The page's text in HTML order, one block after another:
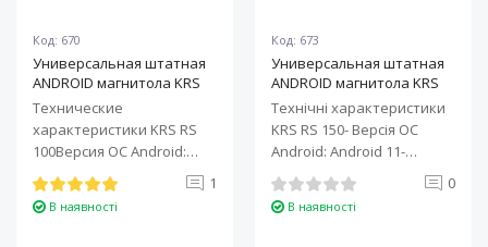
Код: 670
Универсальная штатная
ANDROID магнитола KRS
RS 100 9" 1/32 GB
Технические
характеристики KRS RS
100Версия ОС Android:
Android 11Процессор: 4-
ядерный ARM Cortex-A7..
1
В наявності
Код: 673
Универсальная штатная
ANDROID магнитола KRS
RS 150 10" 2/32 GB
Технічні характеристики
KRS RS 150- Версія ОС
Android: Android 11-
Процесор: 4-ядерний ARM
Cortex-A7..
0
В наявності